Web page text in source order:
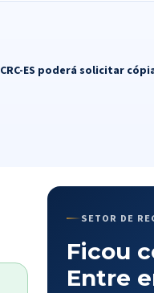
CRC-ES poderá solicitar
SETOR DE
Ficou
Entre